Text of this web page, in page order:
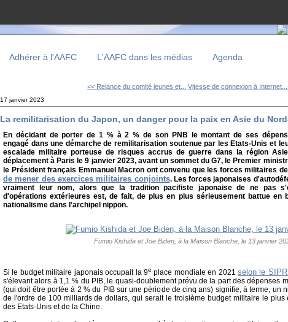
Adhérer à l'AAFC L'AAFC dans les médias Agenda
<< Relance du comité jeunes et... Vitesse de connexion à
17 janvier 2023
La remilitarisation du Japon, un danger pour la paix en Asie du
En décidant de porter de 1 % à 2 % de son PNB le montant de ses
engagé dans une démarche de remilitarisation soutenue par les Etats-Unis et
escalade militaire porteuse de risques accrus de guerre dans la région
déplacement à Paris le 9 janvier 2023, avant un sommet du G7, le Premier
le Président français Emmanuel Macron ont convenu que les forces militaires
de mener des exercices militaires conjoints. Les forces japonaises
vraiment leur nom, alors que la tradition pacifiste japonaise de ne pas
d'opérations extérieures est, de fait, de plus en plus sérieusement battue en
nationalisme dans l'archipel nippon.
Fumio Kishida et Joe Biden, à la Maison Blanche, le 13 janvier
Si le budget militaire japonais occupait la 9e place mondiale en 2021selon le SIPRI
s'élevant alors à 1,1 % du PIB, le quasi-doublement prévu de la part des dépenses
(qui doit être portée à 2 % du PIB sur une période de cinq ans) signifie, à terme, un
de l'ordre de 100 milliards de dollars, qui serait le troisième budget militaire le plus
des Etats-Unis et de la Chine.